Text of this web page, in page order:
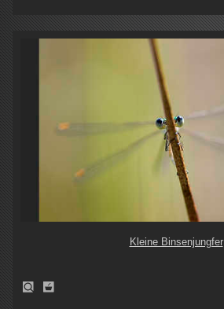
Kleine Binsenjungfer